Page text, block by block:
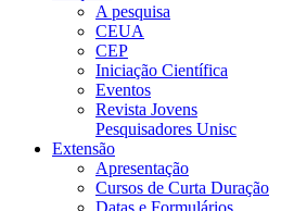
A pesquisa
CEUA
CEP
Iniciação Científica
Eventos
Revista Jovens
Pesquisadores Unisc
Extensão
Apresentação
Cursos de Curta Duração
Datas e Formulários